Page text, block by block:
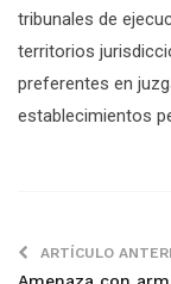
tribunales de
territorios
preferentes en
establecimientos
ARTÍCULO